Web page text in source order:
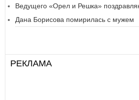
Ведущего «Орел и Решка»
Дана Борисова помирилась с мужем
РЕКЛАМА